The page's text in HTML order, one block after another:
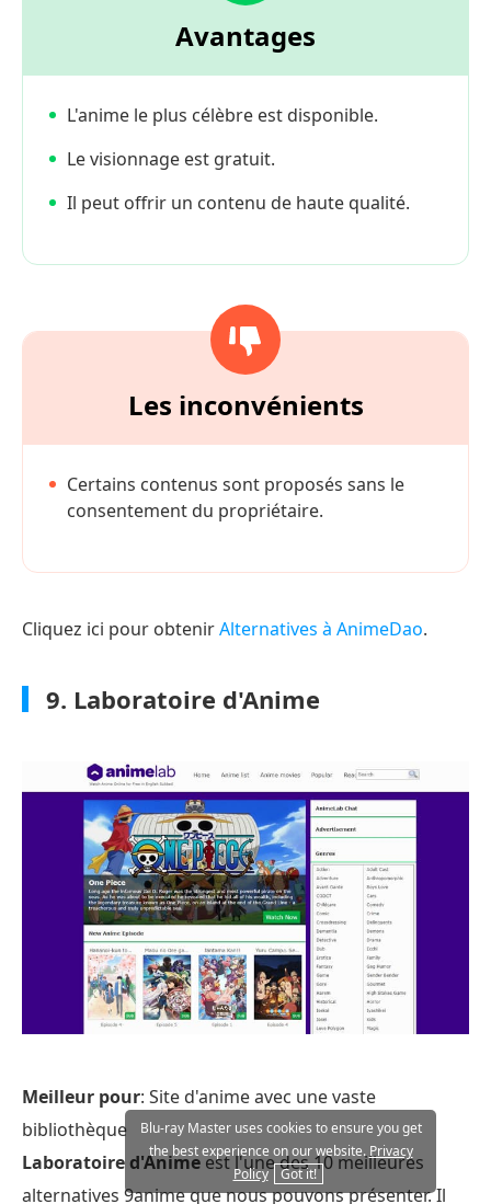
Avantages
L'anime le plus célèbre est disponible.
Le visionnage est gratuit.
Il peut offrir un contenu de haute qualité.
Les inconvénients
Certains contenus sont proposés sans le
consentement du propriétaire.
Cliquez ici pour obtenirAlternatives à AnimeDao.
9. Laboratoire d'Anime
Meilleur pour: Site d'anime avec une vaste
bibliothèque
Laboratoire d'Animeest l'une des 10 meilleures
alternatives 9anime que nous pouvons présenter. Il
Blu-ray Master uses cookies to ensure you get
the best experience on our website. Privacy
Policy
Got it!